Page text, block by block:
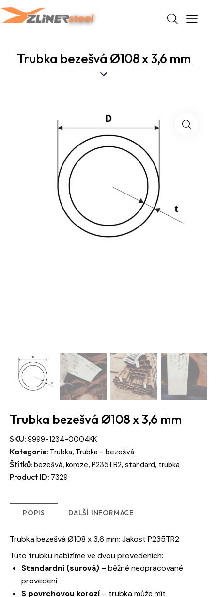
Trubka bezešvá Ø108 x 3,6 mm
Trubka bezešvá Ø108 x 3,6 mm
SKU: 9999-1234-0004KK
Kategorie: Trubka, Trubka - bezešvá
Štítků: bezešvá, koroze, P235TR2, standard, trubka
Product ID: 7329
POPIS DALŠÍ INFORMACE
Trubka bezešvá Ø108 x 3,6 mm; Jakost P235TR2
Tuto trubku nabízíme ve dvou provedeních:
Standardní (surová) – běžné neopracované
provedení
S povrchovou korozí – trubka může mít